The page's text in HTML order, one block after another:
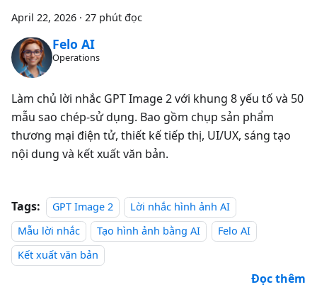
April 22, 2026 · 27 phút đọc
Felo AI
Operations
Làm chủ lời nhắc GPT Image 2 với khung 8 yếu tố và 50
mẫu sao chép-sử dụng. Bao gồm chụp sản phẩm
thương mại điện tử, thiết kế tiếp thị, UI/UX, sáng tạo
nội dung và kết xuất văn bản.
Tags: GPT Image 2
Lời nhắc hình ảnh AI
Mẫu lời nhắc
Tạo hình ảnh bằng AI
Felo AI
Kết xuất văn bản
Đọc thêm